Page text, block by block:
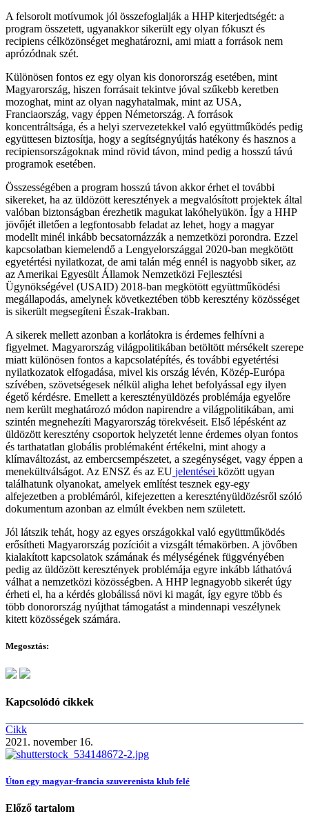
A felsorolt motívumok jól összefoglalják a HHP kiterjedtségét: a
program összetett, ugyanakkor sikerült egy olyan fókuszt és
recipiens célközönséget meghatározni, ami miatt a források nem
aprózódnak szét.
Különösen fontos ez egy olyan kis donorország esetében, mint
Magyarország, hiszen forrásait tekintve jóval szűkebb keretben
mozoghat, mint az olyan nagyhatalmak, mint az USA,
Franciaország, vagy éppen Németország. A források
koncentráltsága, és a helyi szervezetekkel való együttműködés pedig
együttesen biztosítja, hogy a segítségnyújtás hatékony és hasznos a
recipiensországoknak mind rövid távon, mind pedig a hosszú távú
programok esetében.
Összességében a program hosszú távon akkor érhet el további
sikereket, ha az üldözött keresztények a megvalósított projektek által
valóban biztonságban érezhetik magukat lakóhelyükön. Így a HHP
jövőjét illetően a legfontosabb feladat az lehet, hogy a magyar
modellt minél inkább becsatornázzák a nemzetközi porondra. Ezzel
kapcsolatban kiemelendő a Lengyelországgal 2020-ban megkötött
egyetértési nyilatkozat, de ami talán még ennél is nagyobb siker, az
az Amerikai Egyesült Államok Nemzetközi Fejlesztési
Ügynökségével (USAID) 2018-ban megkötött együttműködési
megállapodás, amelynek következtében több keresztény közösséget
is sikerült megsegíteni Észak-Irakban.
A sikerek mellett azonban a korlátokra is érdemes felhívni a
figyelmet. Magyarország világpolitikában betöltött mérsékelt szerepe
miatt különösen fontos a kapcsolatépítés, és további egyetértési
nyilatkozatok elfogadása, mivel kis ország lévén, Közép-Európa
szívében, szövetségesek nélkül aligha lehet befolyással egy ilyen
égető kérdésre. Emellett a keresztényüldözés problémája egyelőre
nem került meghatározó módon napirendre a világpolitikában, ami
szintén megnehezíti Magyarország törekvéseit. Első lépésként az
üldözött keresztény csoportok helyzetét lenne érdemes olyan fontos
és tarthatatlan globális problémaként értékelni, mint ahogy a
klímaváltozást, az embercsempészetet, a szegénységet, vagy éppen a
menekültválságot. Az ENSZ és az EU jelentései között ugyan
találhatunk olyanokat, amelyek említést tesznek egy-egy
alfejezetben a problémáról, kifejezetten a keresztényüldözésről szóló
dokumentum azonban az elmúlt években nem született.
Jól látszik tehát, hogy az egyes országokkal való együttműködés
erősítheti Magyarország pozícióit a vizsgált témakörben. A jövőben
kialakított kapcsolatok számának és mélységének függvényében
pedig az üldözött keresztények problémája egyre inkább láthatóvá
válhat a nemzetközi közösségben. A HHP legnagyobb sikerét úgy
érheti el, ha a kérdés globálissá növi ki magát, így egyre több és
több donorország nyújthat támogatást a mindennapi veszélynek
kitett közösségek számára.
Megosztás:
Kapcsolódó cikkek
Cikk
2021. november 16.
Úton egy magyar-francia szuverenista klub felé
Előző tartalom